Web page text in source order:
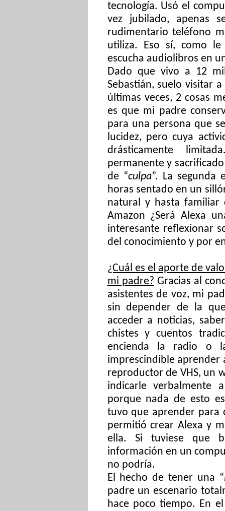
tecnología. Usó el
vez jubilado, apenas
rudimentario teléfono
utiliza. Eso sí, como
escucha audiolibros en
Dado que vivo a 12
Sebastián, suelo visitar
últimas veces, 2 cosas
es que mi padre
para una persona que
lucidez, pero cuya
drásticamente
permanente y
de “culpa”. La segunda
horas sentado en un
natural y hasta
Amazon ¿Será Alexa
interesante reflexionar
del conocimiento ypor
¿Cuál es el aporte de
mi padre? Gracias al
asistentes de voz, mi
sin depender de la
acceder a noticias,
chistes y cuentos
encienda la radio o
imprescindible aprender
reproductor de VHS, un
indicarle verbalmente
porque nada de esto
tuvo que aprender para
permitió crear Alexa y
ella. Si tuviese que
información en un
no podría.
El hecho de tener una “
padre un escenario
hace poco tiempo. En